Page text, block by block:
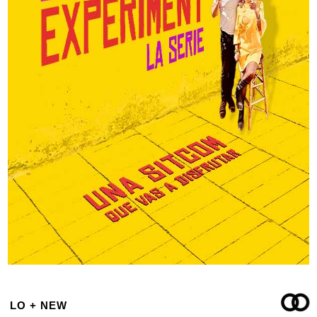
LO + NEW